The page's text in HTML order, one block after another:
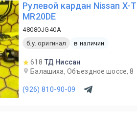
Рулевой кардан Nissan X-
MR20DE
48080JG40A
б.у. оригинал
в наличии
618 ТД Ниссан
Балашиха, Объездное шоссе, 8
(926) 810-90-09